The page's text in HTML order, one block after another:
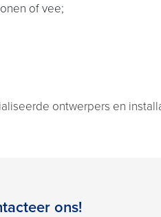
of vee;
ontwerpers en
ons!